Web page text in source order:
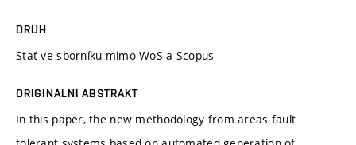
DRUH
Stať ve sborníku mimo WoS a Scopus
ORIGINÁLNÍ ABSTRAKT
In this paper, the new methodology from areas fault